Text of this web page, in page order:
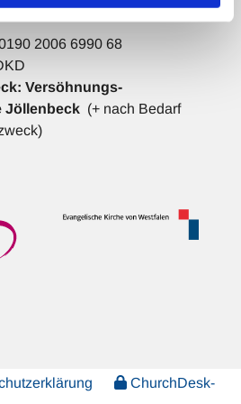
2006 6990 68
Versöhnungs-
Jöllenbeck (+ nach Bedarf
ChurchDesk-